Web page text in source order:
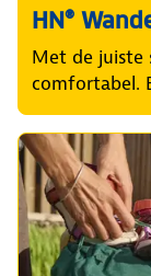
HN®
Met de juiste
comfortabel.